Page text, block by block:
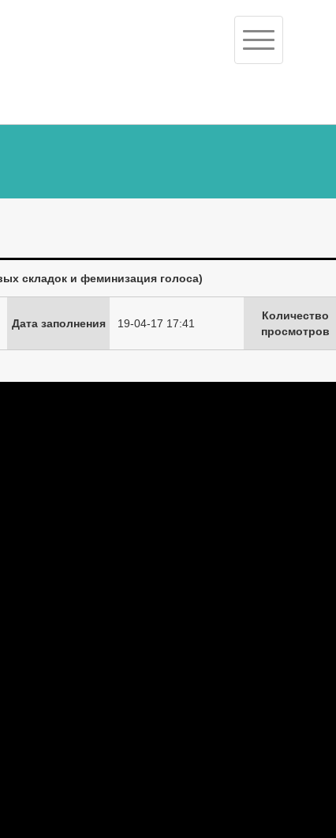
Toggle
navigation
складок и феминизация голоса)
Дата заполнения 19-04-17 17:41
Количество
просмотров